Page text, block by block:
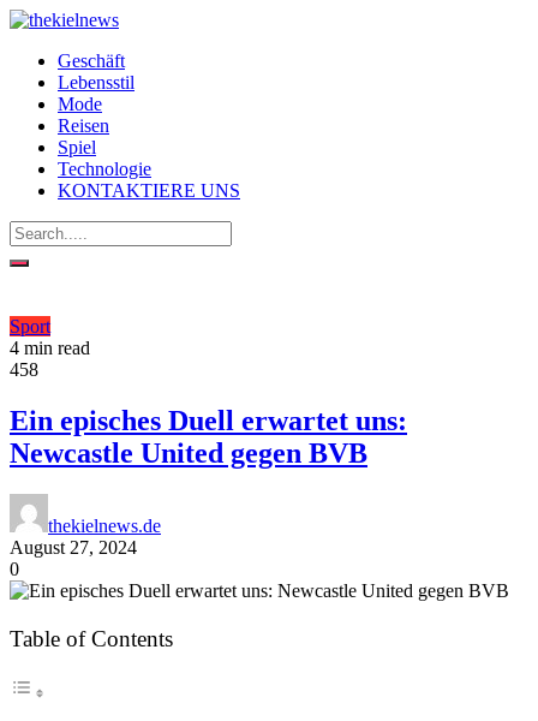
Geschäft
Lebensstil
Mode
Reisen
Spiel
Technologie
KONTAKTIERE UNS
Sport
4 min read
458
Ein episches Duell erwartet uns:
Newcastle United gegen BVB
thekielnews.de
August 27, 2024
0
Table of Contents